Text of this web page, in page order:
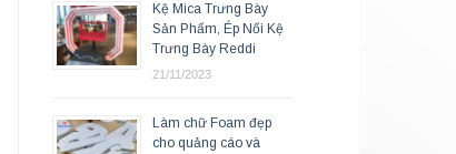
Kệ Mica Trưng Bày
Sản Phẩm, Ép Nổi Kệ
Trưng Bày Reddi
21/11/2023
Làm chữ Foam đẹp
cho quảng cáo và